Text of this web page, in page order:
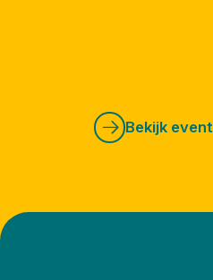
Bekijk event